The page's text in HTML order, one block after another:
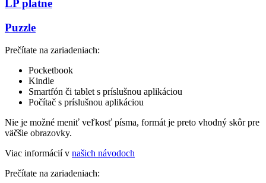
LP platne
Puzzle
Prečítate na zariadeniach:
Pocketbook
Kindle
Smartfón či tablet s príslušnou aplikáciou
Počítač s príslušnou aplikáciou
Nie je možné meniť veľkosť písma, formát je preto vhodný skôr pre
väčšie obrazovky.
Viac informácií v našich návodoch
Prečítate na zariadeniach: